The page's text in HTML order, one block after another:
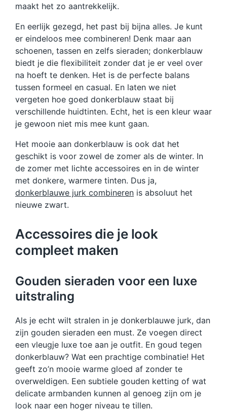
maakt het zo aantrekkelijk.
En eerlijk gezegd, het past bij bijna alles. Je kunt
er eindeloos mee combineren! Denk maar aan
schoenen, tassen en zelfs sieraden; donkerblauw
biedt je die flexibiliteit zonder dat je er veel over
na hoeft te denken. Het is de perfecte balans
tussen formeel en casual. En laten we niet
vergeten hoe goed donkerblauw staat bij
verschillende huidtinten. Echt, het is een kleur waar
je gewoon niet mis mee kunt gaan.
Het mooie aan donkerblauw is ook dat het
geschikt is voor zowel de zomer als de winter. In
de zomer met lichte accessoires en in de winter
met donkere, warmere tinten. Dus ja,
donkerblauwe jurk combineren is absoluut het
nieuwe zwart.
Accessoires die je look
compleet maken
Gouden sieraden voor een luxe
uitstraling
Als je echt wilt stralen in je donkerblauwe jurk, dan
zijn gouden sieraden een must. Ze voegen direct
een vleugje luxe toe aan je outfit. En goud tegen
donkerblauw? Wat een prachtige combinatie! Het
geeft zo’n mooie warme gloed af zonder te
overweldigen. Een subtiele gouden ketting of wat
delicate armbanden kunnen al genoeg zijn om je
look naar een hoger niveau te tillen.